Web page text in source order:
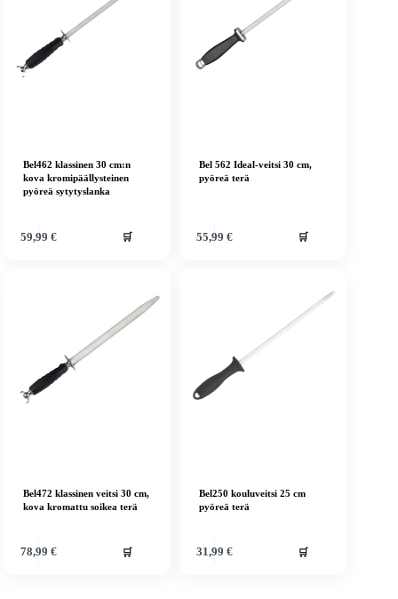
Bel462 klassinen 30 cm:n
kova kromipäällysteinen
pyöreä sytytyslanka
59,99 € 🛒
Bel 562 Ideal-veitsi 30 cm,
pyöreä terä
55,99 € 🛒
Bel472 klassinen veitsi 30 cm,
kova kromattu soikea terä
78,99 € 🛒
Bel250 kouluveitsi 25 cm
pyöreä terä
31,99 € 🛒